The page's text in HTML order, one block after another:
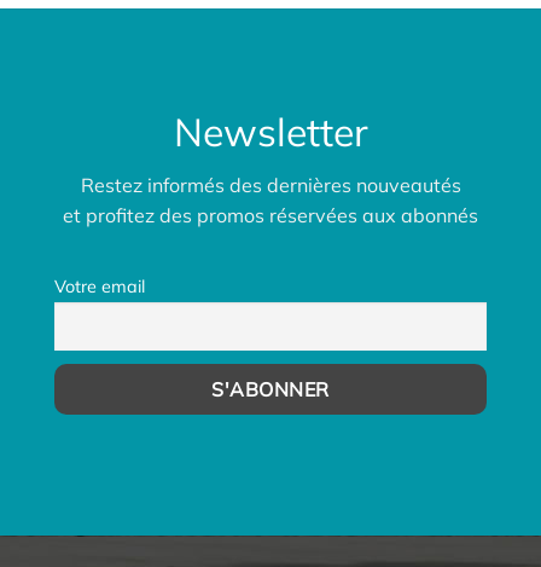
Newsletter
Restez informés des dernières nouveautés
et profitez des promos réservées aux abonnés
Votre email